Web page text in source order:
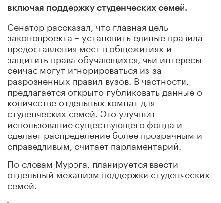
включая поддержку студенческих семей.
Сенатор рассказал, что главная цель
законопроекта – установить единые правила
предоставления мест в общежитиях и
защитить права обучающихся, чьи интересы
сейчас могут игнорироваться из-за
разрозненных правил вузов. В частности,
предлагается открыто публиковать данные о
количестве отдельных комнат для
студенческих семей. Это улучшит
использование существующего фонда и
сделает распределение более прозрачным и
справедливым, считает парламентарий.
По словам Мурога, планируется ввести
отдельный механизм поддержки студенческих
семей.